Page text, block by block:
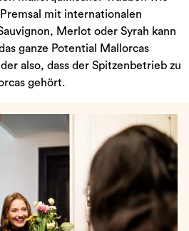
mit internationalen
Merlot oder Syrah kann
ganze Potential Mallorcas
also, dass der Spitzenbetrieb zu
gehört.